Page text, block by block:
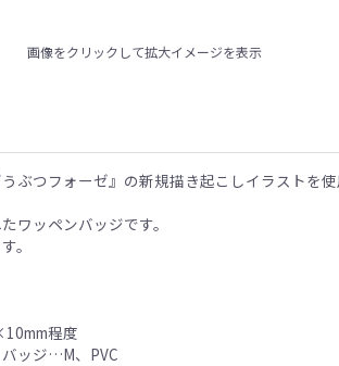
画像をクリックして拡大イメージを表示
ぶつフォーゼ』の新規描き起こしイラストを使
ワッペンバッジです。
。
程度
ッジ…M、PVC